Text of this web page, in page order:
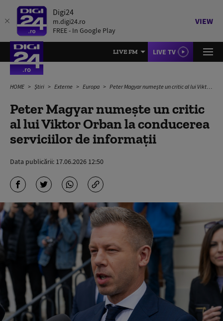
Digi24
m.digi24.ro
FREE - In Google Play
VIEW
LIVE FM LIVE TV
HOME Știri Externe Europa Peter Magyar numește un critic al lui Viktor Orban la conducerea serviciilor de informații
Peter Magyar numește un critic
al lui Viktor Orban la conducerea
serviciilor de informații
Data publicării: 17.06.2026 12:50